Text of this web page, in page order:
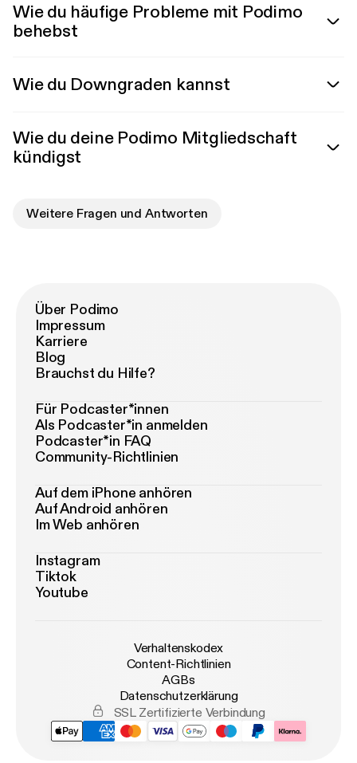
Wie du häufige Probleme mit Podimo
behebst
Wie du Downgraden kannst
Wie du deine Podimo Mitgliedschaft
kündigst
Weitere Fragen und Antworten
Über Podimo
Impressum
Karriere
Blog
Brauchst du Hilfe?
Für Podcaster*innen
Als Podcaster*in anmelden
Podcaster*in FAQ
Community-Richtlinien
Auf dem iPhone anhören
Auf Android anhören
Im Web anhören
Instagram
Tiktok
Youtube
Verhaltenskodex
Content-Richtlinien
AGBs
Datenschutzerklärung
SSL Zertifizierte Verbindung